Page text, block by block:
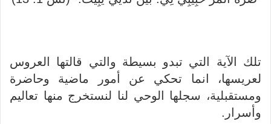
تلك الآية التي تبدو بسيطة والتي قالتها العروس
لعريسها، انما تحكي عن أمور ماضية وحاضرة
ومستقبلية، سجلها الوحي لنا لنستخرج منها تعاليم
وأسرار.